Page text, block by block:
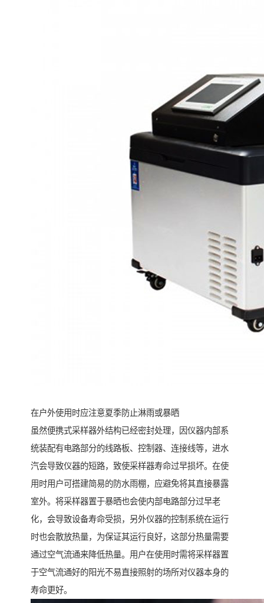
在户外使用时应注意夏季防止淋雨或暴晒
虽然便携式采样器外结构已经密封处理，因仪器内部系
统装配有电路部分的线路板、控制器、连接线等，进水
汽会导致仪器的短路，致使采样器寿命过早损坏。在使
用时用户可搭建简易的防水雨棚，应避免将其直接暴露
室外。将采样器置于暴晒也会使内部电路部分过早老
化，会导致设备寿命受损，另外仪器的控制系统在运行
时也会散放热量，为保证其运行良好，这部分热量需要
通过空气流通来降低热量。用户在使用时需将采样器置
于空气流通好的阳光不易直接照射的场所对仪器本身的
寿命更好。